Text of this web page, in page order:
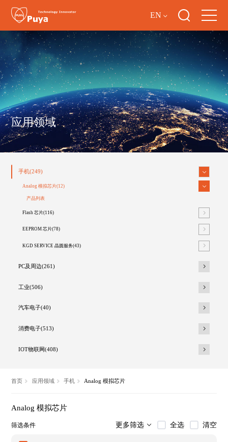
EN
应用领域
手机(249)
Analog 模拟芯片(12)
产品列表
Flash 芯片(116)
EEPROM 芯片(78)
KGD SERVICE 晶圆服务(43)
PC及周边(261)
工业(506)
汽车电子(40)
消费电子(513)
IOT物联网(408)
首页 应用领域 手机 Analog 模拟芯片
Analog 模拟芯片
筛选条件 更多筛选 全选 清空